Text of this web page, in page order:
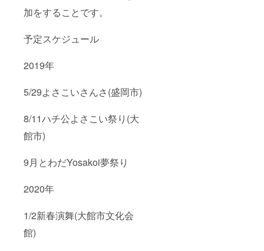
加をすることです。
予定スケジュール
2019年
5/29よさこいさんさ(盛岡市)
8/11ハチ公よさこい祭り(大
館市)
9月とわだYosakoi夢祭り
2020年
1/2新春演舞(大館市文化会
館)